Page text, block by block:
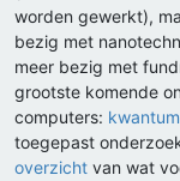
worden gewerkt),
bezig met
meer bezig met
grootste komende
computers:
toegepast
overzicht van wat